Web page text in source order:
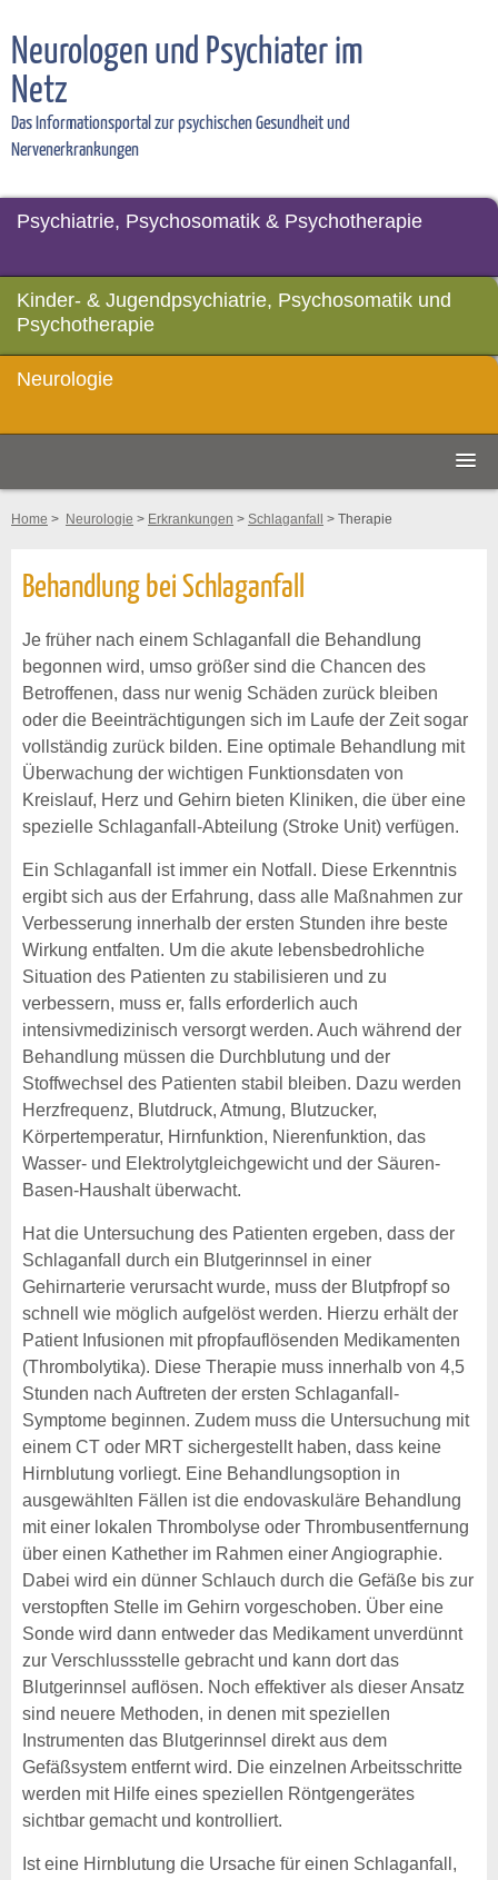
Neurologen und Psychiater im
Netz
Das Informationsportal zur psychischen Gesundheit und
Nervenerkrankungen
Psychiatrie, Psychosomatik & Psychotherapie
Kinder- & Jugendpsychiatrie, Psychosomatik und
Psychotherapie
Neurologie
Home > Neurologie > Erkrankungen > Schlaganfall > Therapie
Behandlung bei Schlaganfall
Je früher nach einem Schlaganfall die Behandlung
begonnen wird, umso größer sind die Chancen des
Betroffenen, dass nur wenig Schäden zurück bleiben
oder die Beeinträchtigungen sich im Laufe der Zeit sogar
vollständig zurück bilden. Eine optimale Behandlung mit
Überwachung der wichtigen Funktionsdaten von
Kreislauf, Herz und Gehirn bieten Kliniken, die über eine
spezielle Schlaganfall-Abteilung (Stroke Unit) verfügen.
Ein Schlaganfall ist immer ein Notfall. Diese Erkenntnis
ergibt sich aus der Erfahrung, dass alle Maßnahmen zur
Verbesserung innerhalb der ersten Stunden ihre beste
Wirkung entfalten. Um die akute lebensbedrohliche
Situation des Patienten zu stabilisieren und zu
verbessern, muss er, falls erforderlich auch
intensivmedizinisch versorgt werden. Auch während der
Behandlung müssen die Durchblutung und der
Stoffwechsel des Patienten stabil bleiben. Dazu werden
Herzfrequenz, Blutdruck, Atmung, Blutzucker,
Körpertemperatur, Hirnfunktion, Nierenfunktion, das
Wasser- und Elektrolytgleichgewicht und der Säuren-
Basen-Haushalt überwacht.
Hat die Untersuchung des Patienten ergeben, dass der
Schlaganfall durch ein Blutgerinnsel in einer
Gehirnarterie verursacht wurde, muss der Blutpfropf so
schnell wie möglich aufgelöst werden. Hierzu erhält der
Patient Infusionen mit pfropfauflösenden Medikamenten
(Thrombolytika). Diese Therapie muss innerhalb von 4,5
Stunden nach Auftreten der ersten Schlaganfall-
Symptome beginnen. Zudem muss die Untersuchung mit
einem CT oder MRT sichergestellt haben, dass keine
Hirnblutung vorliegt. Eine Behandlungsoption in
ausgewählten Fällen ist die endovaskuläre Behandlung
mit einer lokalen Thrombolyse oder Thrombusentfernung
über einen Kathether im Rahmen einer Angiographie.
Dabei wird ein dünner Schlauch durch die Gefäße bis zur
verstopften Stelle im Gehirn vorgeschoben. Über eine
Sonde wird dann entweder das Medikament unverdünnt
zur Verschlussstelle gebracht und kann dort das
Blutgerinnsel auflösen. Noch effektiver als dieser Ansatz
sind neuere Methoden, in denen mit speziellen
Instrumenten das Blutgerinnsel direkt aus dem
Gefäßsystem entfernt wird. Die einzelnen Arbeitsschritte
werden mit Hilfe eines speziellen Röntgengerätes
sichtbar gemacht und kontrolliert.
Ist eine Hirnblutung die Ursache für einen Schlaganfall,